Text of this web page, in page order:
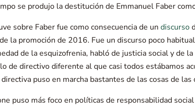
se produjo la destitución de Emmanuel Faber
sobre Faber fue como consecuencia de undiscurso
la promoción de 2016. Fue un discurso poco
de la esquizofrenia, habló de justicia social y de
de directivo diferente al que casi todos estábamos
puso en marcha bastantes de las cosas de las
puso más foco en políticas de responsabilidad